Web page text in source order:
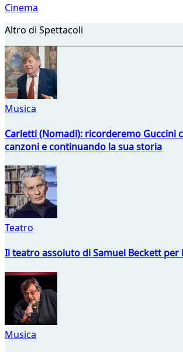
Cinema
Altro di Spettacoli
Musica
Carletti (Nomadi): ricorderemo Guccini
canzoni e continuando la sua storia
Teatro
Il teatro assoluto di Samuel Beckett per
Musica